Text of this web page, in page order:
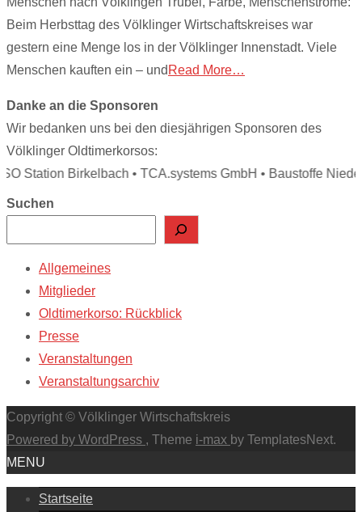
Beim Herbsttag des Völklinger Wirtschaftskreises war
gestern eine Menge los in der Völklinger Innenstadt. Viele
Menschen kauften ein – und Read More…
Danke an die Sponsoren
Wir bedanken uns bei den diesjährigen Sponsoren des
Völklinger Oldtimerkorsos:
Station Birkelbach • TCA.systems GmbH • Baustoffe
Suchen
Allgemeines
Mitglieder
Oldtimerkorso: Rückblick
Presse
Veranstaltungen
Veranstaltungsarchiv
Copyright © Völklinger Wirtschaftskreis
Powered by WordPress , Theme i-max by TemplatesNext.
MENU
Startseite